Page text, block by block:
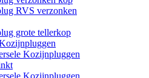
RVS verzonken
grote tellerkop
Kozijnpluggen
Kozijnpluggen